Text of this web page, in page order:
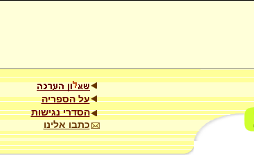
על הספריה
הסדרי נגישות
כתבו אלינו